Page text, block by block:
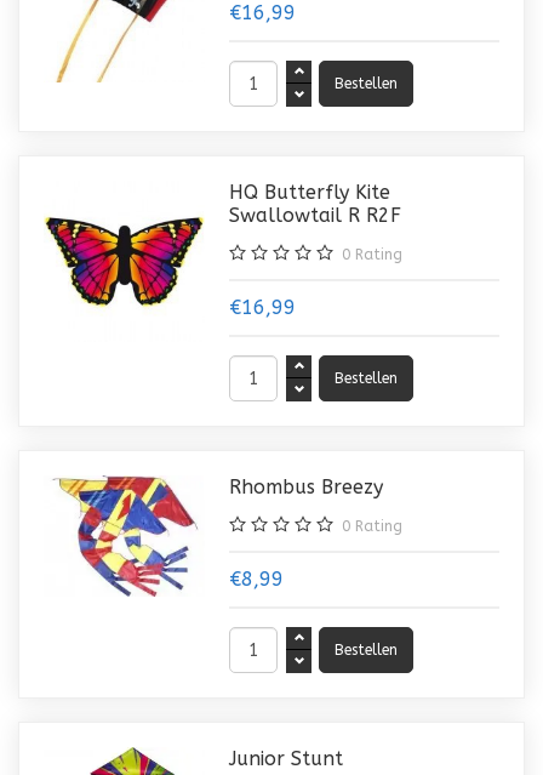
€16,99
HQ Butterfly Kite
Swallowtail R R2F
0 Rating
€16,99
Rhombus Breezy
0 Rating
€8,99
Junior Stunt